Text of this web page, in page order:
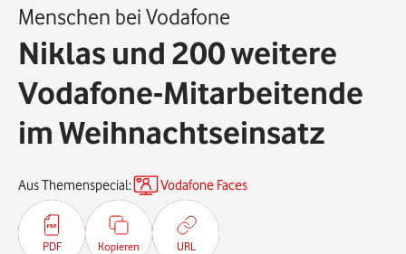
Menschen bei Vodafone
Niklas und 200 weitere
Vodafone-Mitarbeitende
im Weihnachtseinsatz
Aus Themenspecial: Vodafone Faces
PDF Kopieren URL